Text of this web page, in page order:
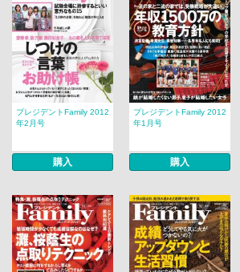
プレジデントFamily 2012
年2月号
購入
プレジデントFamily 2012
年1月号
購入